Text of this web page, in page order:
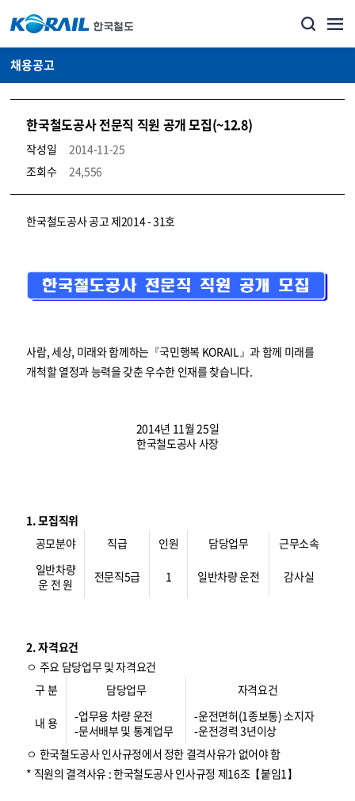
채용공고
한국철도공사 전문직 직원 공개 모집(~12.8)
작성일
2014-11-25
조회수
24,556
코레일소개_경영공시_채용공고 상세보기 – 내용, 파일, 담당자 연락처로 구성
한국철도공사 공고 제2014 - 31호
사람, 세상, 미래와 함께하는『국민행복 KORAIL』과 함께 미래를
개척할 열정과 능력을 갖춘 우수한 인재를 찾습니다.
2014년 11월 25일
한국철도공사 사장
1. 모집직위
공모분야
직급 인원 담당업무
근무소속
일반차량
운 전 원
전문직5급 1 일반차량 운전 감사실
2. 자격요건
ㅇ 주요 담당업무 및 자격요건
구 분
담당업무 자격요건
내 용
-업무용 차량 운전
-문서배부 및 통계업무
-운전면허(1종보통) 소지자
-운전경력 3년이상
ㅇ 한국철도공사 인사규정에서 정한 결격사유가 없어야 함
* 직원의 결격사유 : 한국철도공사 인사규정 제16조【붙임1】